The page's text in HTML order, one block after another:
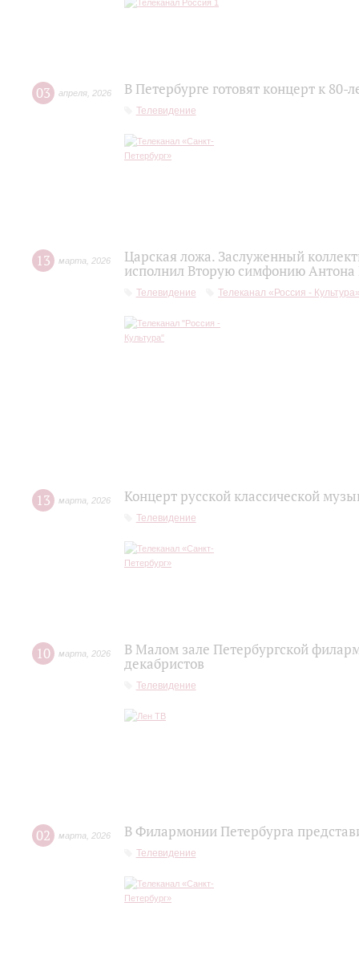
03 апреля 2026 В Петербурге готовят концерт к
Телевидение
13 марта 2026
Царская ложа. Заслуженный
исполнил Вторую симфонию Антона
Телевидение Телеканал «Россия -
13 марта 2026 Концерт русской классической
Телевидение
10 марта 2026
В Малом зале Петербургской
декабристов
Телевидение
02 марта 2026 В Филармонии Петербурга
Телевидение